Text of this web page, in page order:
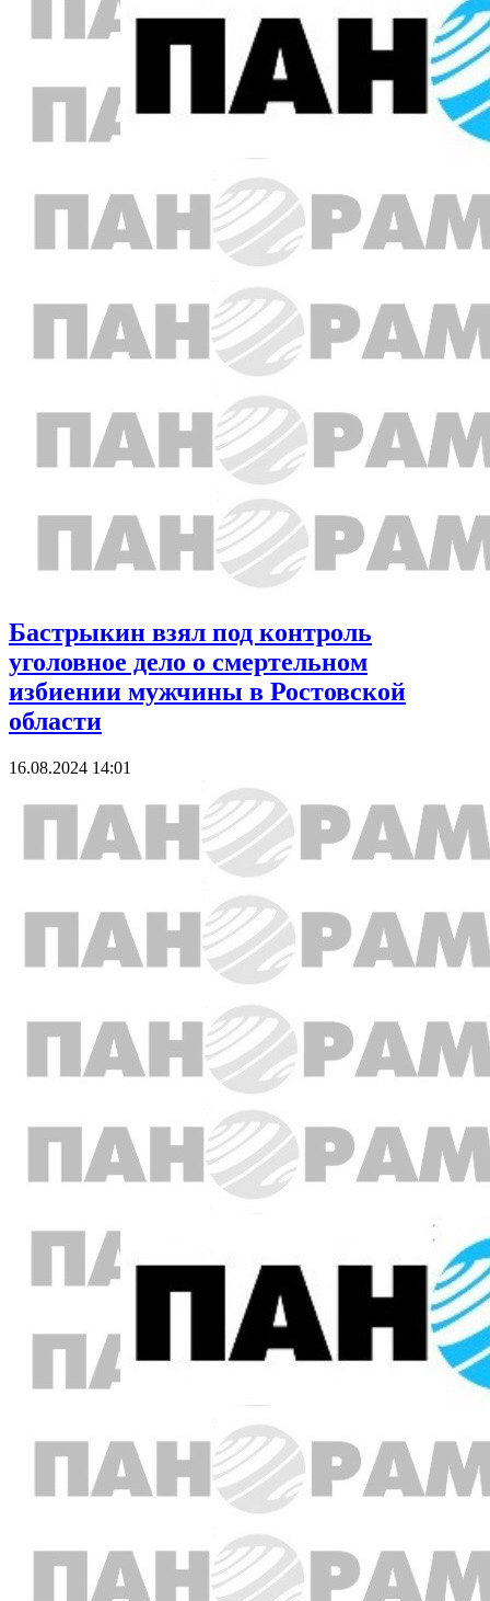
Бастрыкин взял под контроль
уголовное дело о смертельном
избиении мужчины в Ростовской
области
16.08.2024 14:01